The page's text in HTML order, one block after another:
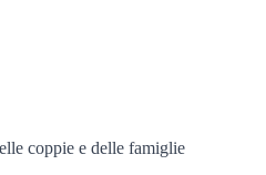
coppie e delle famiglie